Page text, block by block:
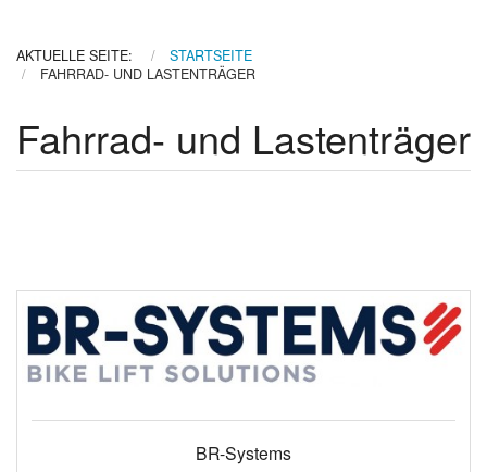
AKTUELLE SEITE:
STARTSEITE
FAHRRAD- UND LASTENTRÄGER
Fahrrad- und Lastenträger
BR-Systems